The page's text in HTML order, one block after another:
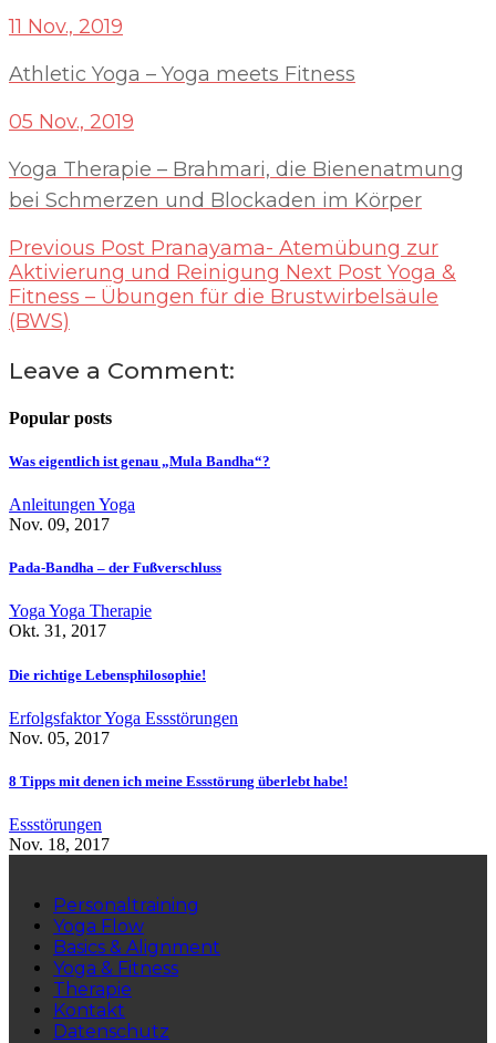
11 Nov., 2019
Athletic Yoga – Yoga meets Fitness
05 Nov., 2019
Yoga Therapie – Brahmari, die Bienenatmung
bei Schmerzen und Blockaden im Körper
Previous Post Pranayama- Atemübung zur
Aktivierung und Reinigung Next Post Yoga &
Fitness – Übungen für die Brustwirbelsäule
(BWS)
Leave a Comment:
Popular posts
Was eigentlich ist genau „Mula Bandha“?
Anleitungen Yoga
Nov. 09, 2017
Pada-Bandha – der Fußverschluss
Yoga Yoga Therapie
Okt. 31, 2017
Die richtige Lebensphilosophie!
Erfolgsfaktor Yoga Essstörungen
Nov. 05, 2017
8 Tipps mit denen ich meine Essstörung überlebt habe!
Essstörungen
Nov. 18, 2017
Personaltraining
Yoga Flow
Basics & Alignment
Yoga & Fitness
Therapie
Kontakt
Datenschutz